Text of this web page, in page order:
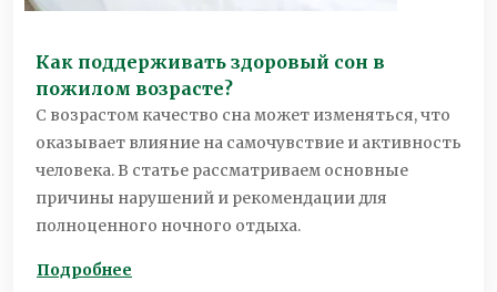
Как поддерживать здоровый сон в
пожилом возрасте?
С возрастом качество сна может изменяться, что
оказывает влияние на самочувствие и активность
человека. В статье рассматриваем основные
причины нарушений и рекомендации для
полноценного ночного отдыха.
Подробнее